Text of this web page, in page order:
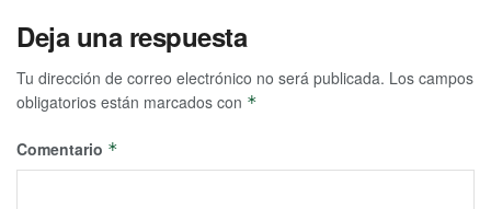
Deja una respuesta
Tu dirección de correo electrónico no será publicada. Los campos
obligatorios están marcados con *
Comentario *